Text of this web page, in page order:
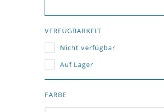
VERFÜGBARKEIT
Nicht verfügbar
Auf Lager
FARBE